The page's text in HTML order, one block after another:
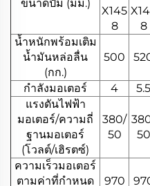
ขนาดปั๊ม (มม.)
X145
8
8
น้ำหนักพร้อมเติม
น้ำมันหล่อลื่น
(กก.)
500
กำลังมอเตอร์ 4 5.5
แรงดันไฟฟ้า
มอเตอร์/ความถี่
ฐานมอเตอร์
(โวลต์/เฮิรตซ์)
380/
50
50
ความเร็วมอเตอร์
ตามค่าที่กำหนด
970